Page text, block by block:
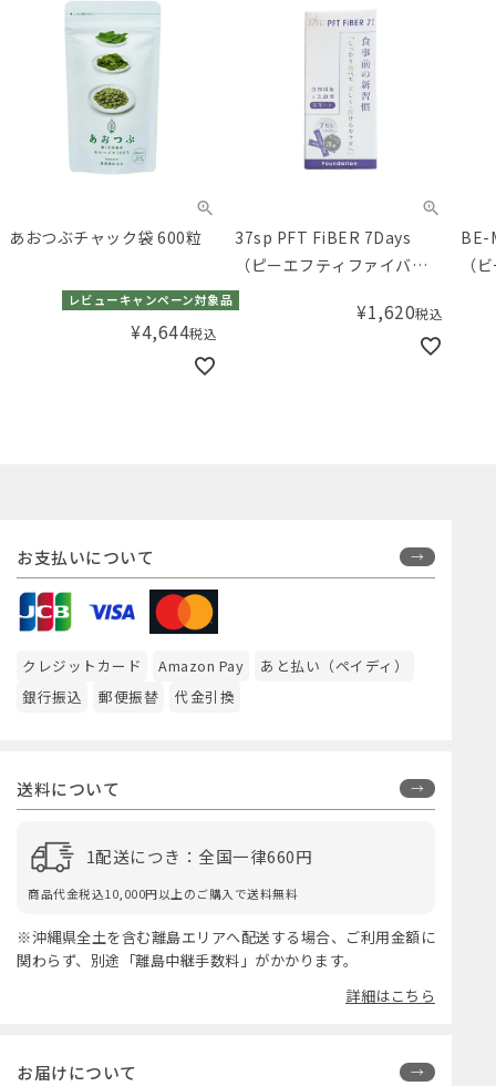
あおつぶチャック袋 600粒
レビューキャンペーン対象品
¥4,644税込
37sp PFT FiBER 7Days
（ピーエフティファイバー7
デイズ）
¥1,620税込
BE-MAX
（
お支払いについて
クレジットカード Amazon Pay
あと払い（ペイディ）
銀行振込
郵便振替 代金引換
送料について
1配送につき：全国一律660円
商品代金税込10,000円以上のご購入で送料無料
※沖縄県全土を含む離島エリアへ配送する場合、ご利用金額に
関わらず、別途「離島中継手数料」がかかります。
詳細はこちら
お届けについて